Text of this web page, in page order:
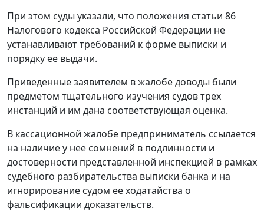
При этом суды указали, что положения статьи 86
Налогового кодекса Российской Федерации не
устанавливают требований к форме выписки и
порядку ее выдачи.
Приведенные заявителем в жалобе доводы были
предметом тщательного изучения судов трех
инстанций и им дана соответствующая оценка.
В кассационной жалобе предприниматель ссылается
на наличие у нее сомнений в подлинности и
достоверности представленной инспекцией в рамках
судебного разбирательства выписки банка и на
игнорирование судом ее ходатайства о
фальсификации доказательств.